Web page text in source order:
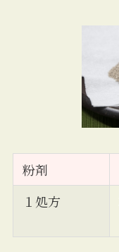
粉剤
１処方